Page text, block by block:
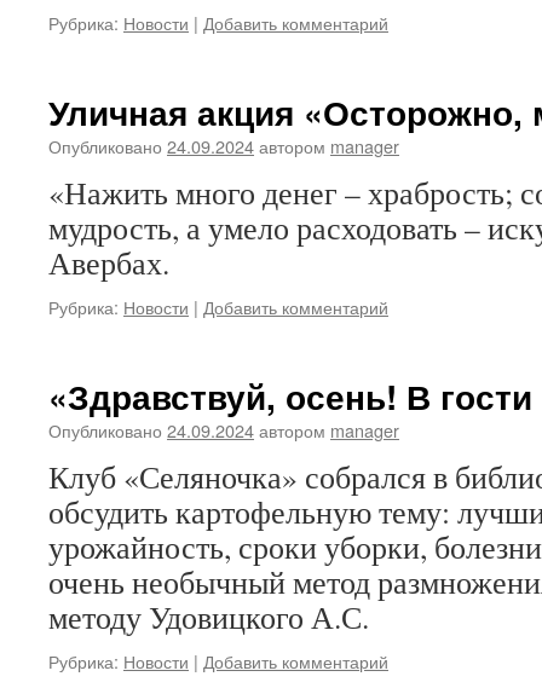
Рубрика: Новости | Добавить комментарий
Уличная акция
Опубликовано 24.09.2024автором manager
«Нажить много денег – храбрость;
мудрость, а умело расходовать –
Авербах.
Рубрика: Новости | Добавить комментарий
«Здравствуй, осень! В
Опубликовано 24.09.2024автором manager
Клуб «Селяночка» собрался в
обсудить картофельную тему:
урожайность, сроки уборки,
очень необычный метод
методу Удовицкого А.С.
Рубрика: Новости | Добавить комментарий